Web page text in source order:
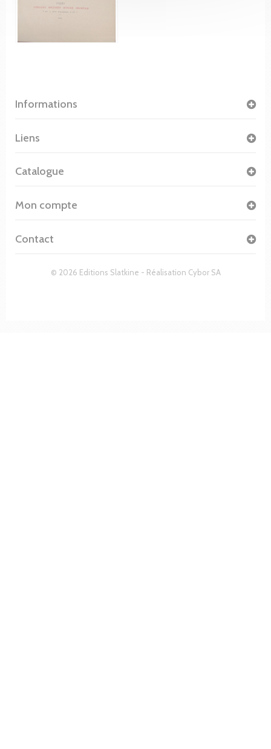
Informations
© 2026 Editions Slatkine - Réalisation Cybor SA
Liens
Catalogue
Mon compte
Contact